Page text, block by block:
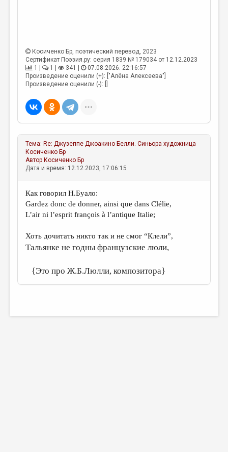
Косиченко Бр , поэтический перевод, 2023
Сертификат Поэзия.ру: серия 1839 № 179034 от 12.12.2023
1 |
1 | 341 |
07.08.2026. 22:16:57
Произведение оценили (+): ["Алёна Алексеева"]
Произведение оценили (-): []
Тема:Re: Джузеппе Джоакино Белли. Синьора художница
Косиченко Бр
АвторКосиченко Бр
Дата и время: 12.12.2023, 17:06:15
Как говорил Н.Буало:
Gardez donc de donner, ainsi que dansClélie,
L’air ni l’esprit françois à l’antique Italie;
Хоть дочитать никто так и не смог “Клели”,
Тальянке не годны французские люли,
{Это про Ж.Б.Люлли, композитора}